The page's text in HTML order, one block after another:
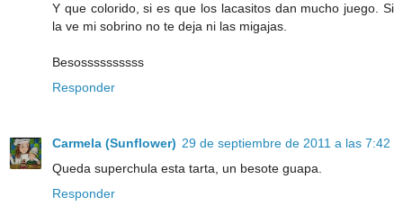
Y que colorido, si es que los lacasitos dan mucho juego. Si
la ve mi sobrino no te deja ni las migajas.
Besossssssssss
Responder
Carmela (Sunflower) 29 de septiembre de 2011 a las 7:42
Queda superchula esta tarta, un besote guapa.
Responder